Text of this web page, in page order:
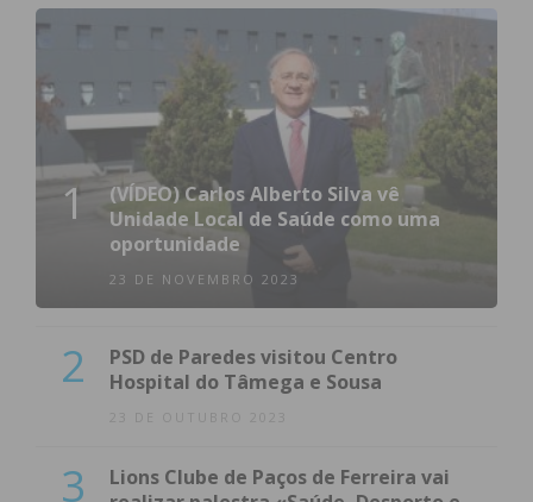
1
(VÍDEO) Carlos Alberto Silva vê
Unidade Local de Saúde como uma
oportunidade
23 DE NOVEMBRO 2023
2
PSD de Paredes visitou Centro
Hospital do Tâmega e Sousa
23 DE OUTUBRO 2023
3
Lions Clube de Paços de Ferreira vai